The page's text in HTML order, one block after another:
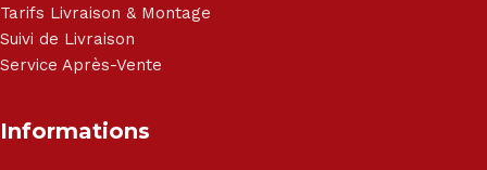
Tarifs Livraison & Montage
Suivi de Livraison
Service Après-Vente
Informations